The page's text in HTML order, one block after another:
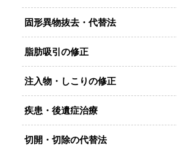
固形異物抜去・代替法
脂肪吸引の修正
注入物・しこりの修正
疾患・後遺症治療
切開・切除の代替法